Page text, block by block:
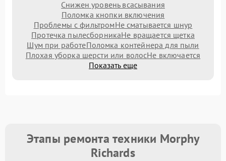
Снижен уровень всасывания
Поломка кнопки включения
Проблемы с фильтромНе сматывается шнур
Протечка пылесборникаНе вращается щетка
Шум при работеПоломка контейнера для пыли
Плохая уборка шерсти или волосНе включается
Показать еще
Этапы ремонта техники Morphy
Richards